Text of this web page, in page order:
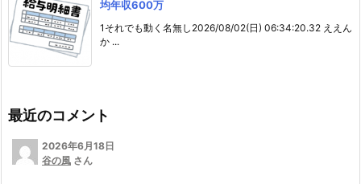
均年収600万
1それでも動く名無し2026/08/02(日) 06:34:20.32 ええん
か ...
最近のコメント
2026年6月18日
谷の風 さん